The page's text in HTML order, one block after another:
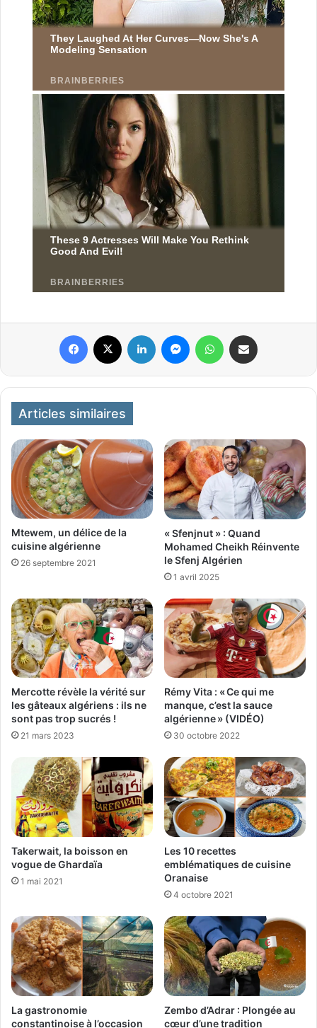
Articles similaires
Mtewem, un délice de la
cuisine algérienne
26 septembre 2021
« Sfenjnut » : Quand
Mohamed Cheikh Réinvente
le Sfenj Algérien
1 avril 2025
Mercotte révèle la vérité sur
les gâteaux algériens : ils ne
sont pas trop sucrés !
21 mars 2023
Rémy Vita : « Ce qui me
manque, c’est la sauce
algérienne » (VIDÉO)
30 octobre 2022
Takerwait, la boisson en
vogue de Ghardaïa
1 mai 2021
Les 10 recettes
emblématiques de cuisine
Oranaise
4 octobre 2021
La gastronomie
constantinoise à l’occasion
Zembo d’Adrar : Plongée au
cœur d’une tradition